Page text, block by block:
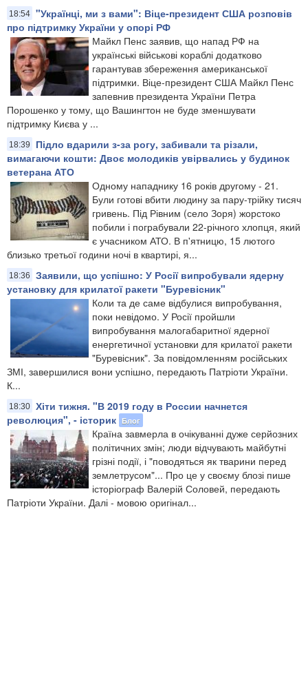
18:54 "Українці, ми з вами": Віце-президент США розповів
про підтримку України у опорі РФ
Майкл Пенс заявив, що напад РФ на
українські військові кораблі додатково
гарантував збереження американської
підтримки. Віце-президент США Майкл Пенс
запевнив президента України Петра
Порошенко у тому, що Вашингтон не буде зменшувати
підтримку Києва у ...
18:39
Підло вдарили з-за рогу, забивали та різали,
вимагаючи кошти: Двоє молодиків увірвались у будинок
ветерана АТО
Одному нападнику 16 років другому - 21.
Були готові вбити людину за пару-трійку тисяч
гривень. Під Рівним (село Зоря) жорстоко
побили і пограбували 22-річного хлопця, який
є учасником АТО. В п'ятницю, 15 лютого
близько третьої години ночі в квартирі, я...
18:36
Заявили, що успішно: У Росії випробували ядерну
установку для крилатої ракети "Буревісник"
Коли та де саме відбулися випробування,
поки невідомо. У Росії пройшли
випробування малогабаритної ядерної
енергетичної установки для крилатої ракети
"Буревісник". За повідомленням російських
ЗМІ, завершилися вони успішно, передають Патріоти України.
К...
18:30 Хіти тижня. "В 2019 году в России начнется
революция", - історик Блог
Країна завмерла в очікуванні дуже серйозних
політичних змін; люди відчувають майбутні
грізні події, і "поводяться як тварини перед
землетрусом"... Про це у своєму блозі пише
історіограф Валерій Соловей, передають
Патріоти України. Далі - мовою оригінал...